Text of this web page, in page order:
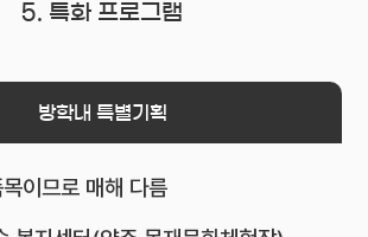
5. 특화 프로그램
방학내 특별기획
이므로 매해 다름